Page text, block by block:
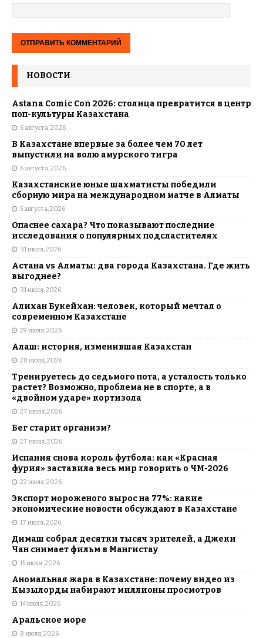
НОВОСТИ
Astana Comic Con 2026: столица превратится в центр
поп-культуры Казахстана
6 августа, 2026
В Казахстане впервые за более чем 70 лет
выпустили на волю амурского тигра
6 августа, 2026
Казахстанские юные шахматисты победили
сборную мира на международном матче в Алматы
5 августа, 2026
Опаснее сахара? Что показывают последние
исследования о популярных подсластителях
31 июля, 2026
Астана vs Алматы: два города Казахстана. Где жить
выгоднее?
31 июля, 2026
Алихан Букейхан: человек, который мечтал о
современном Казахстане
29 июля, 2026
Алаш: история, изменившая Казахстан
28 июля, 2026
Тренируетесь до седьмого пота, а усталость только
растет? Возможно, проблема не в спорте, а в
«двойном ударе» кортизола
27 июля, 2026
Бег старит организм?
27 июля, 2026
Испания снова король футбола: как «Красная
фурия» заставила весь мир говорить о ЧМ-2026
22 июля, 2026
Экспорт мороженого вырос на 77%: какие
экономические новости обсуждают в Казахстане
17 июля, 2026
Димаш собрал десятки тысяч зрителей, а Джеки
Чан снимает фильм в Мангистау
15 июля, 2026
Аномальная жара в Казахстане: почему видео из
Кызылорды набирают миллионы просмотров
14 июля, 2026
Аральское море
8 июля, 2026